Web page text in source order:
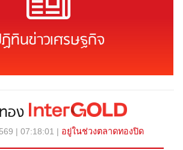
ทินข่าวเศรษฐกิจ
อง
| 07:18:01 | อยู่ในช่วงตลาดทองปิด